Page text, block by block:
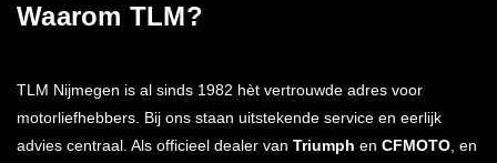
Waarom TLM?
TLM Nijmegen is al sinds 1982 hèt vertrouwde adres voor
motorliefhebbers. Bij ons staan uitstekende service en eerlijk
advies centraal. Als officieel dealer van Triumph en CFMOTO, en